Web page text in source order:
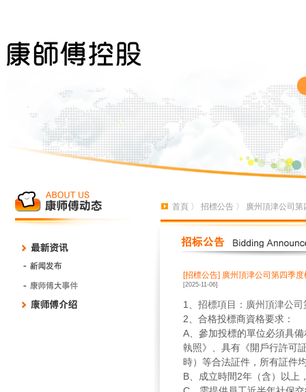
首頁 〉 招標公告 〉 廣州頂津公司
[招標公告] 廣州頂津公司第四季
[2025-11-06]
1、 招標項目：廣州頂津公
2 、合格投標商資格要求：
A 、參加投標的單位必須具
執照》、具有《開戶行許可
時）等合法証件，所有証件
B 、成立時間2年（含）以上